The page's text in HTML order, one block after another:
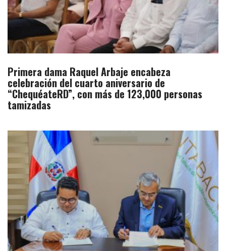
Primera dama Raquel Arbaje encabeza
celebración del cuarto aniversario de
“ChequéateRD”, con más de 123,000 personas
tamizadas